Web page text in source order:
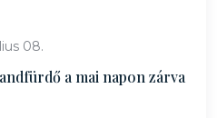
08.
a mai napon zárva